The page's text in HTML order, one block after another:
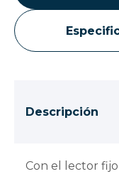
Descripción
Con el lector